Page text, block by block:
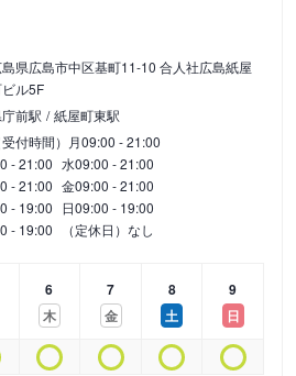
島県広島市中区基町11-10 合人社広島紙屋
ル5F
前駅
紙屋町東駅
受付時間） 月09:00 - 21:00
- 21:00 水09:00 - 21:00
- 21:00 金09:00 - 21:00
- 19:00 日09:00 - 19:00
- 19:00 （定休日）なし
6
木
7
金
8
土
9
日